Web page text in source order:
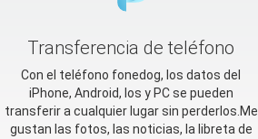
Transferencia de teléfono
Con el teléfono fonedog, los datos del
iPhone, Android, Ios y PC se pueden
transferir a cualquier lugar sin perderlos.Me
gustan las fotos, las noticias, la libreta de